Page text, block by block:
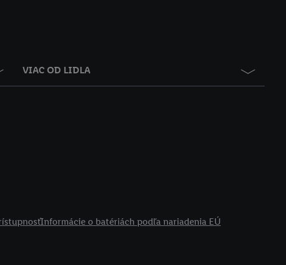
VIAC OD LIDLA
Informácie o batériách podľa nariadenia EÚ